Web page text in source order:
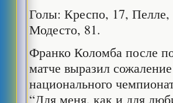
Голы: Креспо, 17,
Модесто, 81.
Франко Коломба после
матче выразил
национального
“Для меня, как и для